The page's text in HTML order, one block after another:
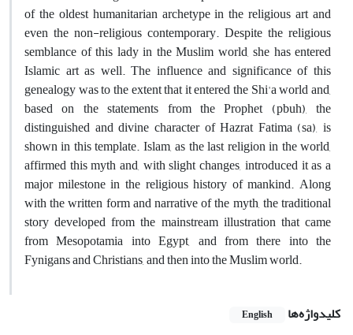
of the oldest humanitarian archetype in the religious art and
even the non-religious contemporary. Despite the religious
semblance of this lady in the Muslim world, she has entered
Islamic art as well. The influence and significance of this
genealogy was to the extent that it entered the Shi'a world and,
based on the statements from the Prophet (pbuh), the
distinguished and divine character of Hazrat Fatima (sa), is
shown in this template. Islam, as the last religion in the world,
affirmed this myth and, with slight changes, introduced it as a
major milestone in the religious history of mankind. Along
with the written form and narrative of the myth, the traditional
story developed from the mainstream illustration that came
from Mesopotamia into Egypt, and from there into the
Fynigans and Christians, and then into the Muslim world.
کلیدواژه‌ها English